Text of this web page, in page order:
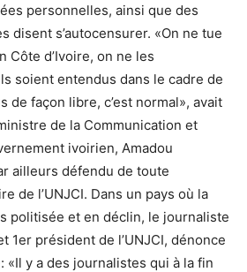
personnelles, ainsi que des
disent s’autocensurer. «On ne tue
Côte d’Ivoire, on ne les
soient entendus dans le cadre de
de façon libre, c’est normal», avait
de la Communication et
ivoirien, Amadou
ailleurs défendu de toute
de l’UNJCI. Dans un pays où la
politisée et en déclin, le journaliste
1er président de l’UNJCI, dénonce
«Il y a des journalistes qui à la fin